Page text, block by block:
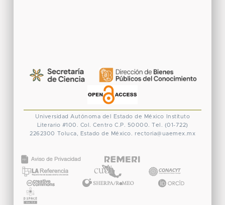
Universidad Autónoma del Estado de México
Instituto
Literario #100. Col. Centro C.P. 50000. Tel. (01-722)
2262300 Toluca, Estado de México. rectoria@uaemex.mx